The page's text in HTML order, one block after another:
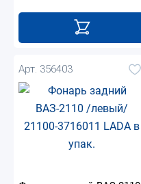
Арт. 356403